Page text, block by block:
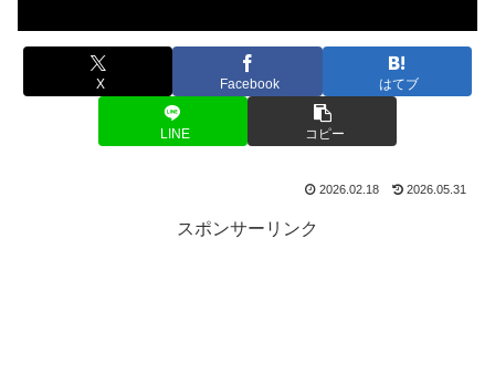
X Facebook はてブ
LINE コピー
2026.02.18 2026.05.31
スポンサーリンク